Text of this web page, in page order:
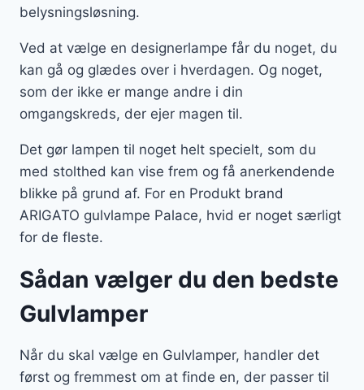
belysningsløsning.
Ved at vælge en designerlampe får du noget, du
kan gå og glædes over i hverdagen. Og noget,
som der ikke er mange andre i din
omgangskreds, der ejer magen til.
Det gør lampen til noget helt specielt, som du
med stolthed kan vise frem og få anerkendende
blikke på grund af. For en Produkt brand
ARIGATO gulvlampe Palace, hvid er noget særligt
for de fleste.
Sådan vælger du den bedste
Gulvlamper
Når du skal vælge en Gulvlamper, handler det
først og fremmest om at finde en, der passer til